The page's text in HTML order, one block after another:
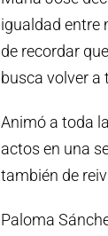
igualdad entre
de recordar
busca volver a
Animó a toda
actos en una
también de
Paloma